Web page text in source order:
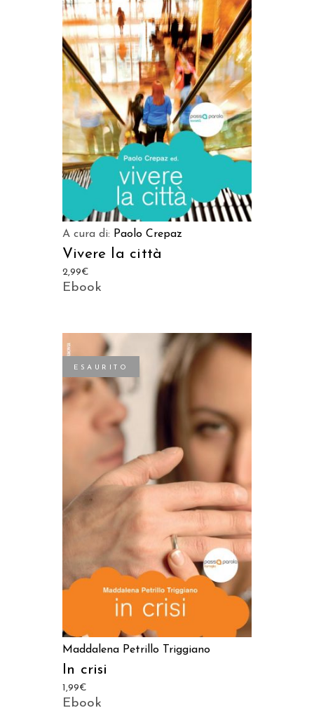
LEGGI TUTTO
A cura di: Paolo Crepaz
Vivere la città
2,99€
Ebook
ESAURITO
LEGGI TUTTO
Maddalena Petrillo Triggiano
In crisi
1,99€
Ebook